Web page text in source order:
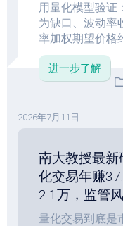
用量化模型验证
为缺口、波动率
率加权期望价格
进一步了解
2026年7月11日
南大教授最
化交易年赚
2.1万，监管
量化交易到底是